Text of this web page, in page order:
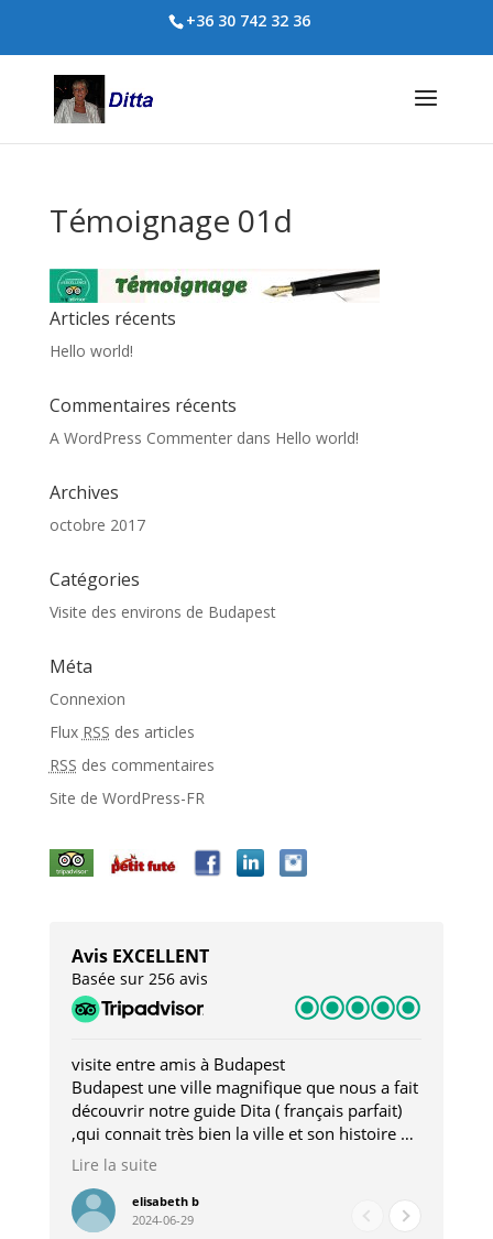
+36 30 742 32 36
Témoignage 01d
Articles récents
Hello world!
Commentaires récents
A WordPress Commenterdans Hello world!
Archives
octobre 2017
Catégories
Visite des environs de Budapest
Méta
Connexion
Flux RSS des articles
RSS des commentaires
Site de WordPress-FR
Avis EXCELLENT
Basée sur 256 avis
visite entre amis à Budapest
Budapest une ville magnifique que nous a fait
découvrir notre guide Dita ( français parfait)
,qui connait très bien la ville et son histoire et
qui nous a permis d'accéder à des lieux
pour les restaurants . A la fin de notre séjour
nous étions plus avec une amie qu' une guide
Lire la suite
elisabeth b
2024-06-29